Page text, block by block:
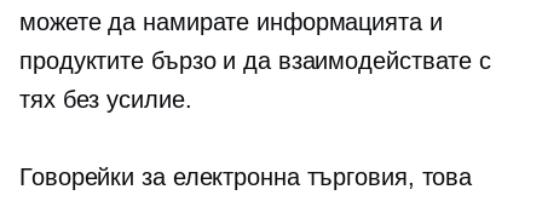
можете да намирате информацията и
продуктите бързо и да взаимодействате с
тях без усилие.
Говорейки за електронна търговия, това